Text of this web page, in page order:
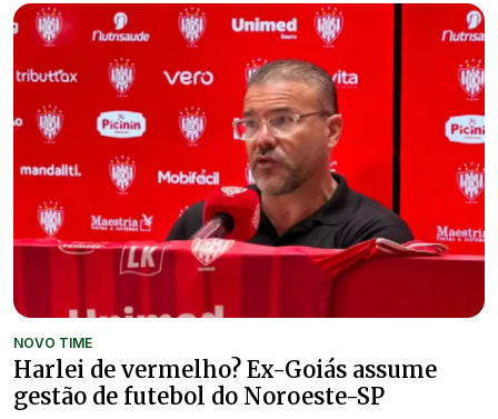
NOVO TIME
Harlei de vermelho? Ex-Goiás assume
gestão de futebol do Noroeste-SP